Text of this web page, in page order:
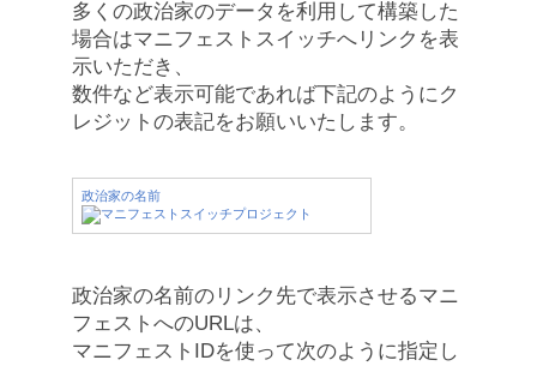
多くの政治家のデータを利用して構築した
場合はマニフェストスイッチへリンクを表
示いただき、
数件など表示可能であれば下記のようにク
レジットの表記をお願いいたします。
政治家の名前
政治家の名前のリンク先で表示させるマニ
フェストへのURLは、
マニフェストIDを使って次のように指定し